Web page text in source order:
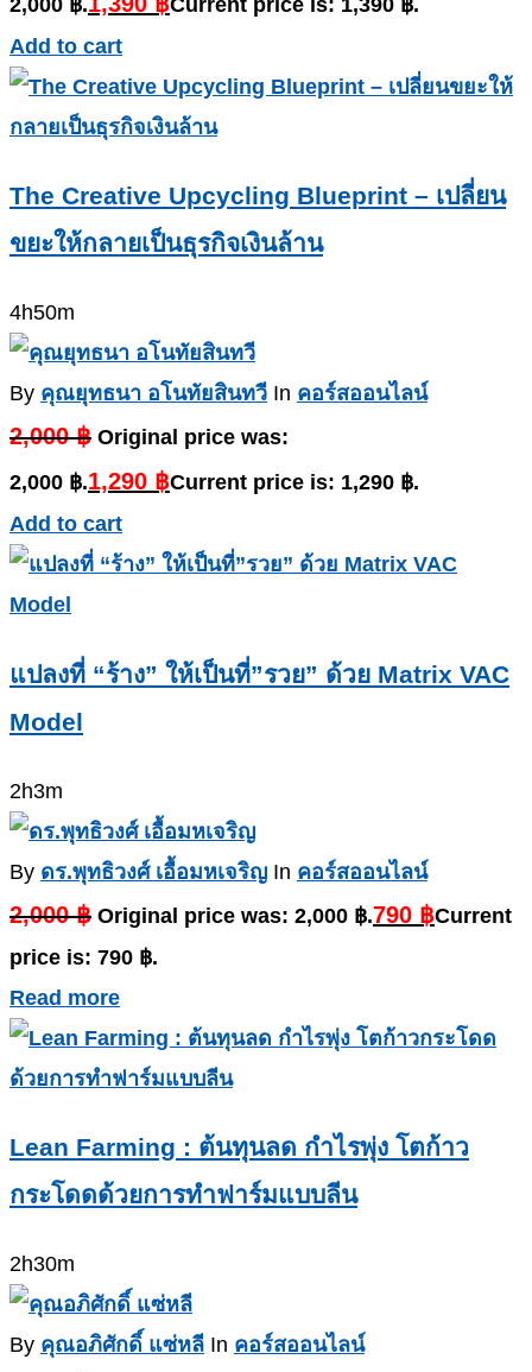
2,000 ฿.
Current price is: 1,390 ฿.
Add to cart
The Creative Upcycling Blueprint – เปลี่ยน
ขยะให้กลายเป็นธุรกิจเงินล้าน
4h50m
By คุณยุทธนา อโนทัยสินทวี In คอร์สออนไลน์
2,000฿ Original price was:
2,000 ฿.1,290 ฿Current price is: 1,290 ฿.
Add to cart
แปลงที่ “ร้าง” ให้เป็นที่”รวย” ด้วย Matrix VAC
Model
2h3m
By ดร.พุทธิวงศ์ เอื้อมหเจริญ In คอร์สออนไลน์
2,000฿ Original price was: 2,000 ฿.790 ฿Current
price is: 790 ฿.
Read more
Lean Farming : ต้นทุนลด กำไรพุ่ง โตก้าว
กระโดดด้วยการทำฟาร์มแบบลีน
2h30m
By คุณอภิศักดิ์ แซ่หลี In คอร์สออนไลน์